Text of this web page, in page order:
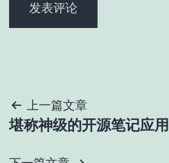
文
章
上一篇文章
堪称神级的开源笔记应